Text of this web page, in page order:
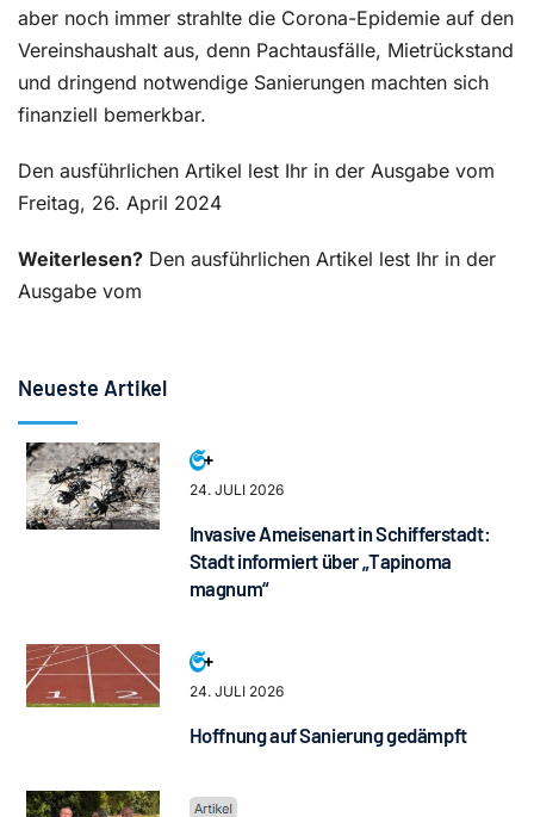
aber noch immer strahlte die Corona-Epidemie auf den
Vereinshaushalt aus, denn Pachtausfälle, Mietrückstand
und dringend notwendige Sanierungen machten sich
finanziell bemerkbar.
Den ausführlichen Artikel lest Ihr in der Ausgabe vom
Freitag, 26. April 2024
Weiterlesen? Den ausführlichen Artikel lest Ihr in der
Ausgabe vom
Neueste Artikel
24. JULI 2026
Invasive Ameisenart in Schifferstadt:
Stadt informiert über „Tapinoma
magnum“
24. JULI 2026
Hoffnung auf Sanierung gedämpft